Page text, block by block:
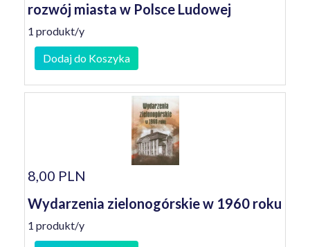
rozwój miasta w Polsce Ludowej
1 produkt/y
Dodaj do Koszyka
8,00 PLN
Wydarzenia zielonogórskie w 1960 roku
1 produkt/y